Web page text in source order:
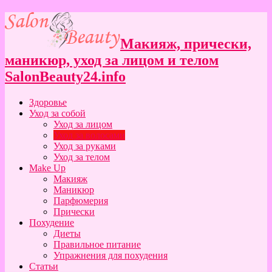
Макияж, прически,
маникюр, уход за лицом и телом
SalonBeauty24.info
Здоровье
Уход за собой
Уход за лицом
Уход за волосами
Уход за руками
Уход за телом
Make Up
Макияж
Маникюр
Парфюмерия
Прически
Похудение
Диеты
Правильное питание
Упражнения для похудения
Статьи